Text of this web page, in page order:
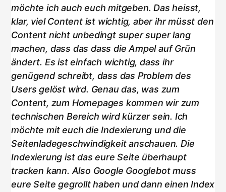
möchte ich auch euch mitgeben. Das heisst,
klar, viel Content ist wichtig, aber ihr müsst den
Content nicht unbedingt super super lang
machen, dass das dass die Ampel auf Grün
ändert. Es ist einfach wichtig, dass ihr
genügend schreibt, dass das Problem des
Users gelöst wird. Genau das, was zum
Content, zum Homepages kommen wir zum
technischen Bereich wird kürzer sein. Ich
möchte mit euch die Indexierung und die
Seitenladegeschwindigkeit anschauen. Die
Indexierung ist das eure Seite überhaupt
tracken kann. Also Google Googlebot muss
eure Seite gegrollt haben und dann einen Index